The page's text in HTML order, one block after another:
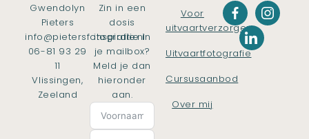
Gwendolyn
Pieters
info@pietersfotografie.nl
06-81 93 29
11
Vlissingen,
Zeeland
Zin in een
dosis
inspiratie in
je mailbox?
Meld je dan
hieronder
aan.
Voor
uitvaartverzorgers
Uitvaartfotografie
Cursusaanbod
Over mij